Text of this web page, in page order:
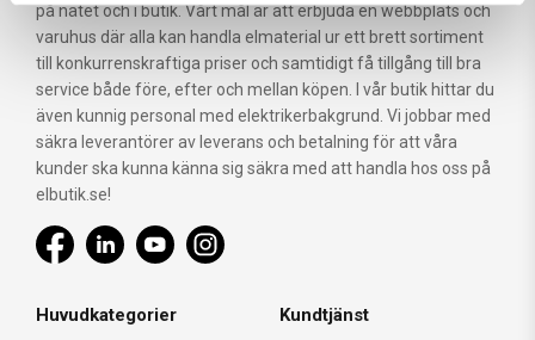
på nätet och i butik. Vårt mål är att erbjuda en webbplats och
varuhus där alla kan handla elmaterial ur ett brett sortiment
till konkurrenskraftiga priser och samtidigt få tillgång till bra
service både före, efter och mellan köpen. I vår butik hittar du
även kunnig personal med elektrikerbakgrund. Vi jobbar med
säkra leverantörer av leverans och betalning för att våra
kunder ska kunna känna sig säkra med att handla hos oss på
elbutik.se!
Huvudkategorier Kundtjänst